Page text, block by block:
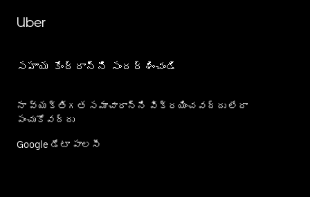
Uber
సహాయ కేంద్రాన్ని సందర్శించండి
నా వ్యక్తిగత సమాచారాన్ని విక్రయించవద్దు లేదా
పంచుకోవద్దు
Google డేటా పాలసీ